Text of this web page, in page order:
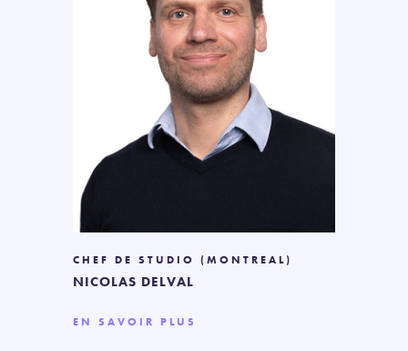
CHEF DE STUDIO (MONTREAL)
NICOLAS DELVAL
EN SAVOIR PLUS